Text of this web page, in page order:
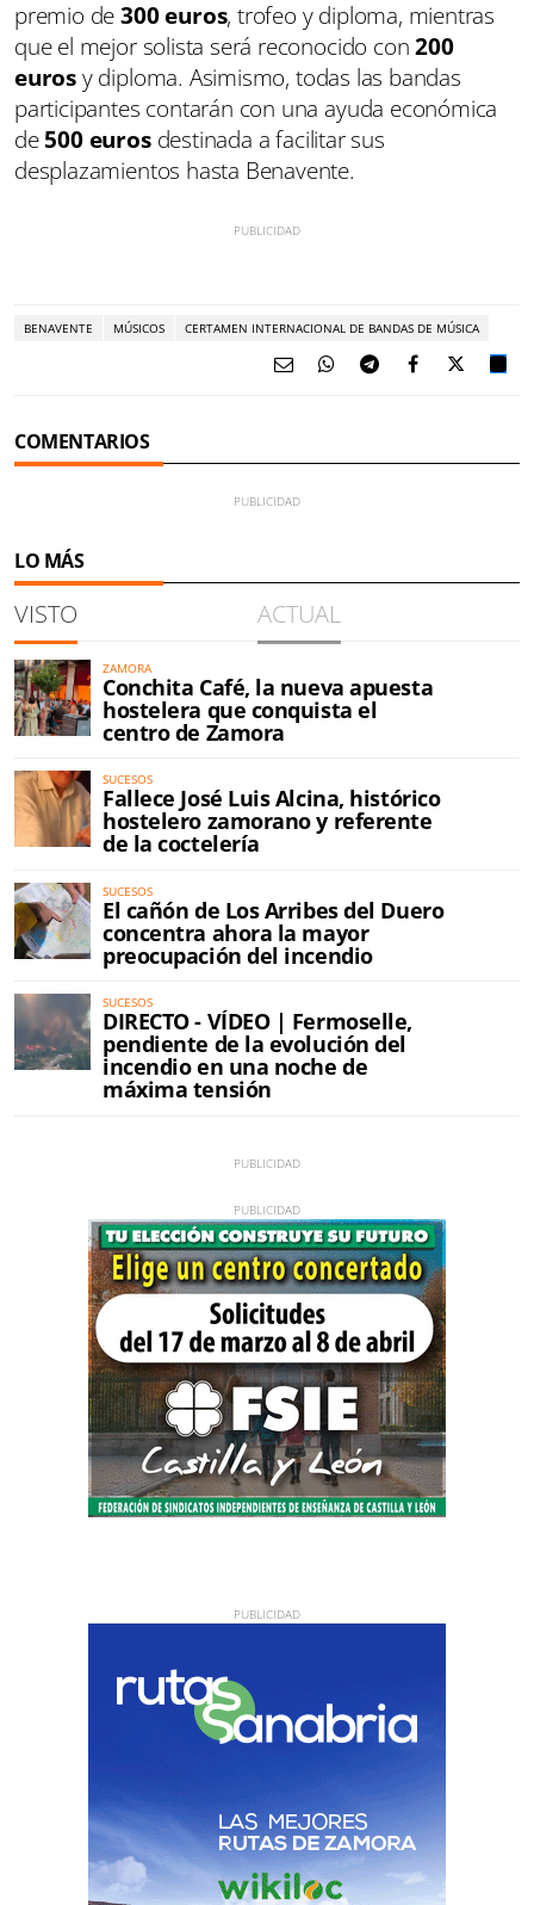
premio de300 euros, trofeo y diploma, mientras
que el mejor solista será reconocido con200
eurosy diploma. Asimismo, todas las bandas
participantes contarán con una ayuda económica
de500 eurosdestinada a facilitar sus
desplazamientos hasta Benavente.
BENAVENTE MÚSICOS CERTAMEN INTERNACIONAL DE BANDAS DE MÚSICA
COMENTARIOS
LO MÁS
VISTO ACTUAL
ZAMORA
Conchita Café, la nueva apuesta
hostelera que conquista el
centro de Zamora
SUCESOS
Fallece José Luis Alcina, histórico
hostelero zamorano y referente
de la coctelería
SUCESOS
El cañón de Los Arribes del Duero
concentra ahora la mayor
preocupación del incendio
SUCESOS
DIRECTO - VÍDEO | Fermoselle,
pendiente de la evolución del
incendio en una noche de
máxima tensión